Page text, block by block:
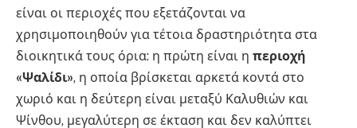
είναι οι περιοχές που εξετάζονται να
χρησιμοποιηθούν για τέτοια δραστηριότητα στα
διοικητικά τους όρια: η πρώτη είναι η περιοχή
«Ψαλίδι», η οποία βρίσκεται αρκετά κοντά στο
χωριό και η δεύτερη είναι μεταξύ Καλυθιών και
Ψίνθου, μεγαλύτερη σε έκταση και δεν καλύπτει